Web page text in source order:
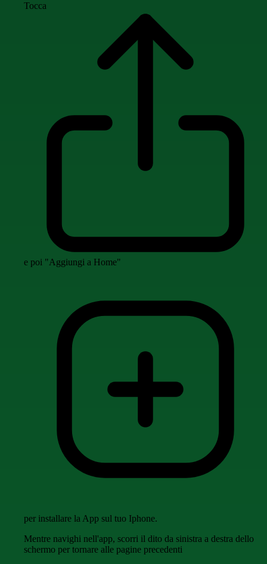
Tocca
e poi "Aggiungi a Home"
per installare la App sul tuo Iphone.
Mentre navighi nell'app, scorri il dito da sinistra a destra dello
schermo per tornare alle pagine precedenti